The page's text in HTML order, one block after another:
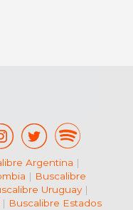
Argentina |
| Buscalibre
Uruguay|
| Buscalibre Estados